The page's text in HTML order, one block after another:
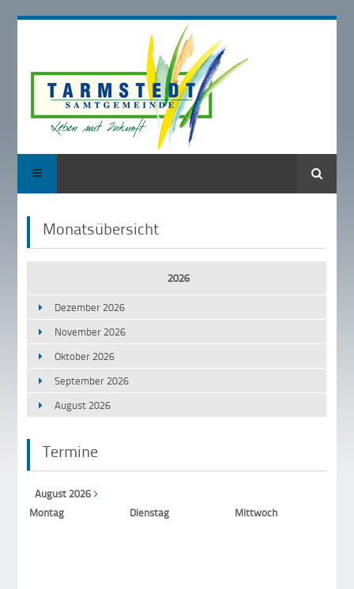
Suche
Monatsübersicht
2026
Dezember 2026
November 2026
Oktober 2026
September 2026
August 2026
Termine
August 2026
Montag Dienstag Mittwoch